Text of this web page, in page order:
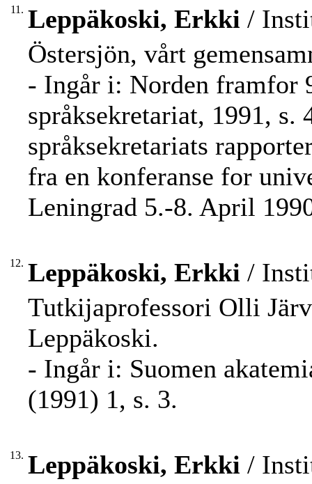
11. Leppäkoski, Erkki /
Östersjön, vårt
- Ingår i: Norden framfor
språksekretariat, 1991, s.
språksekretariats
fra en konferanse for
Leningrad 5.-8. April
12. Leppäkoski, Erkki /
Tutkijaprofessori Olli
Leppäkoski.
- Ingår i: Suomen
(1991) 1, s. 3.
13. Leppäkoski, Erkki /